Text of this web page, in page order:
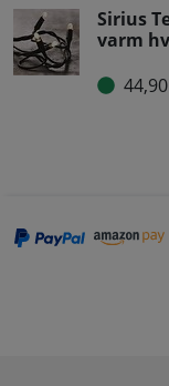
Sirius
varm